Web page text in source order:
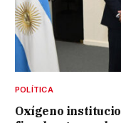
POLÍTICA
Oxígeno